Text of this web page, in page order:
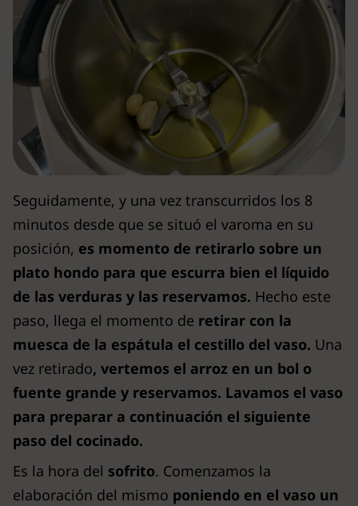
Seguidamente, y una vez transcurridos los 8
minutos desde que se situó el varoma en su
posición, es momento de retirarlo sobre un
plato hondo para que escurra bien el líquido
de las verduras y las reservamos. Hecho este
paso, llega el momento de retirar con la
muesca de la espátula el cestillo del vaso. Una
vez retirado, vertemos el arroz en un bol o
fuente grande y reservamos. Lavamos el vaso
para preparar a continuación el siguiente
paso del cocinado.
Es la hora del sofrito. Comenzamos la
elaboración del mismo poniendo en el vaso un